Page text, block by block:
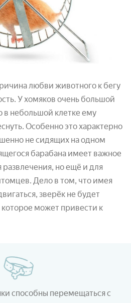
любви животного к бегу
У хомяков очень большой
в небольшой клетке ему
Особенно это характерно
не сидящих на одном
барабана имеет важное
развлечения, но ещё и для
Дело в том, что имея
зверёк не будет
может привести к
способны перемещаться с